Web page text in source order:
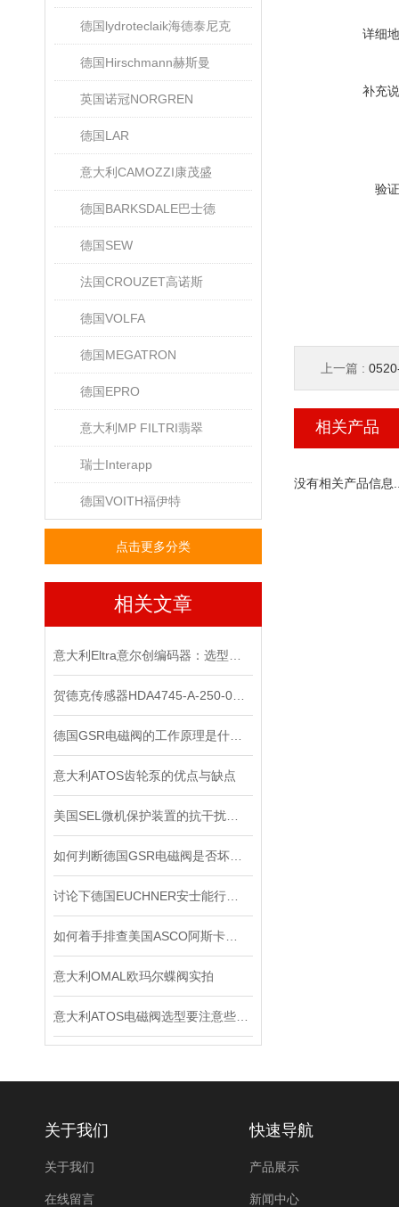
德国lydroteclaik海德泰尼克
德国Hirschmann赫斯曼
英国诺冠NORGREN
德国LAR
意大利CAMOZZI康茂盛
德国BARKSDALE巴士德
德国SEW
法国CROUZET高诺斯
德国VOLFA
德国MEGATRON
德国EPRO
意大利MP FILTRI翡翠
瑞士Interapp
德国VOITH福伊特
点击更多分类
相关文章
意大利ATOS齿轮泵的优点与缺点
意大利OMAL欧玛尔蝶阀实拍
详细
补充
验
上一篇 :
相关产品
没有相关产品信息
关于我们
关于我们
在线留言
快速导航
产品展示
新闻中心